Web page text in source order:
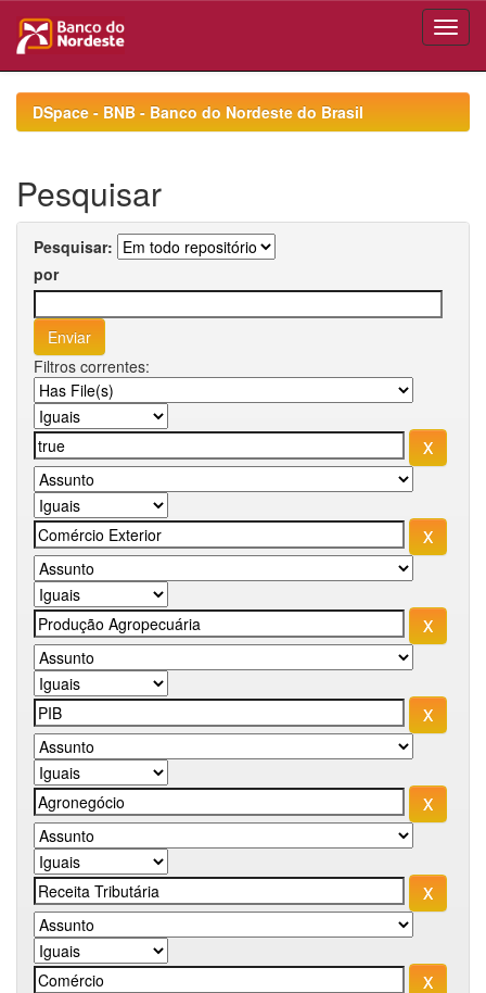
navigationDSpace - BNB - Banco do Nordeste do Brasil
Pesquisar
Pesquisar:
por
Filtros correntes: